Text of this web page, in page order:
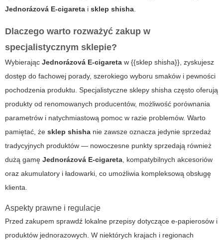
Jednorázová E-cigareta i sklep shisha.
Dlaczego warto rozważyć zakup w
specjalistycznym sklepie?
Wybierając Jednorázová E-cigareta w {{sklep shisha}}, zyskujesz
dostęp do fachowej porady, szerokiego wyboru smaków i pewności
pochodzenia produktu. Specjalistyczne sklepy shisha często oferują
produkty od renomowanych producentów, możliwość porównania
parametrów i natychmiastową pomoc w razie problemów. Warto
pamiętać, że sklep shisha nie zawsze oznacza jedynie sprzedaż
tradycyjnych produktów — nowoczesne punkty sprzedają również
dużą gamę Jednorázová E-cigareta, kompatybilnych akcesoriów
oraz akumulatory i ładowarki, co umożliwia kompleksową obsługę
klienta.
Aspekty prawne i regulacje
Przed zakupem sprawdź lokalne przepisy dotyczące e-papierosów i
produktów jednorazowych. W niektórych krajach i regionach